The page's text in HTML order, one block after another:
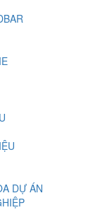
DỰ ÁN